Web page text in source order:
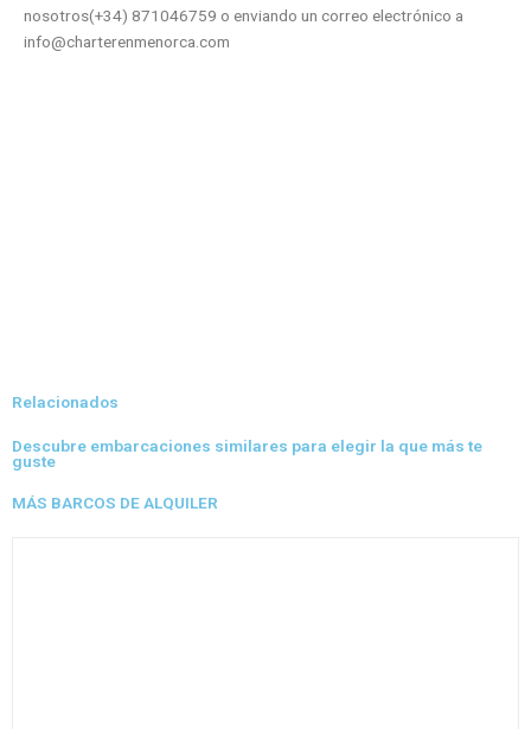
nosotros(+34) 871046759 o enviando un correo electrónico a
info@charterenmenorca.com
Relacionados
Descubre embarcaciones similares para elegir la que más te
guste
MÁS BARCOS DE ALQUILER